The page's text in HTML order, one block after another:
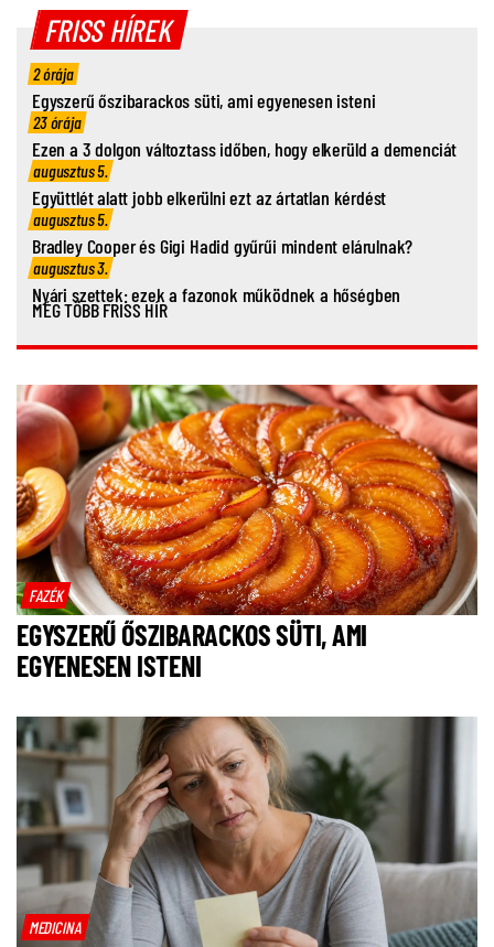
FRISS HÍREK
2 órája
Egyszerű őszibarackos süti, ami egyenesen isteni
23 órája
Ezen a 3 dolgon változtass időben, hogy elkerüld a demenciát
augusztus 5.
Együttlét alatt jobb elkerülni ezt az ártatlan kérdést
augusztus 5.
Bradley Cooper és Gigi Hadid gyűrűi mindent elárulnak?
augusztus 3.
Nyári szettek: ezek a fazonok működnek a hőségben
MÉG TÖBB FRISS HÍR
FAZÉK
EGYSZERŰ ŐSZIBARACKOS SÜTI, AMI
EGYENESEN ISTENI
MEDICINA